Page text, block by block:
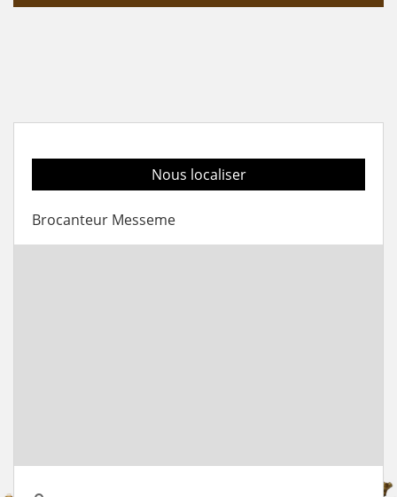
Nous localiser
Brocanteur Messeme